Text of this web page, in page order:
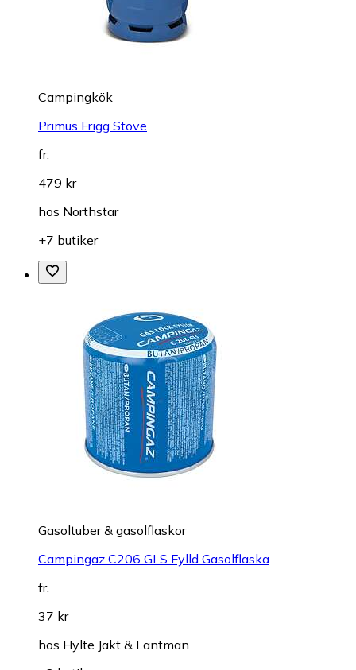
Campingkök
Primus Frigg Stove
fr.
479 kr
hos Northstar
+7 butiker
Gasoltuber & gasolflaskor
Campingaz C206 GLS Fylld Gasolflaska
fr.
37 kr
hos Hylte Jakt & Lantman